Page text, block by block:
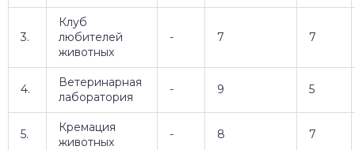
3.
Клуб
любителей
животных
- 7 7
4.
Ветеринарная
лаборатория
- 9 5
5.
Кремация
животных
- 8 7